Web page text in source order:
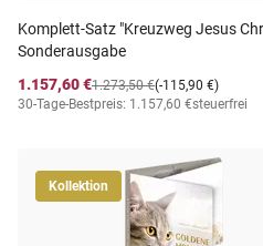
Komplett-Satz "Kreuzweg Jesus
Sonderausgabe
1.157,60 €
(-115,90 €)
1.273,50 €
30-Tage-Bestpreis: 1.157,60 €steuerfrei
Kollektion